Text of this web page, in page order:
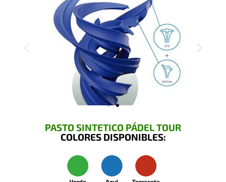
PASTO SINTETICO PÁDEL TOUR
COLORES DISPONIBLES: